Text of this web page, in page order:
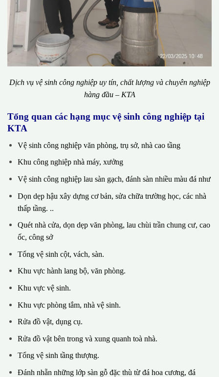
Dịch vụ vệ sinh công nghiệp uy tín, chất lượng và chuyên nghiệp
hàng đầu – KTA
Tổng quan các hạng mục vệ sinh công nghiệp tại
KTA
Vệ sinh công nghiệp văn phòng, trụ sở, nhà cao tầng
Khu công nghiệp nhà máy, xưởng
Vệ sinh công nghiệp lau sàn gạch, đánh sàn nhiều màu đá như
Dọn dẹp hậu xây dựng cơ bản, sửa chữa trường học, các nhà
thấp tầng. ..
Quét nhà cửa, dọn dẹp văn phòng, lau chùi trần chung cư, cao
ốc, công sở
Tổng vệ sinh cột, vách, sàn.
Khu vực hành lang bộ, văn phòng.
Khu vực vệ sinh.
Khu vực phòng tắm, nhà vệ sinh.
Rửa đồ vật, dụng cụ.
Rửa đồ vật bên trong và xung quanh toà nhà.
Tổng vệ sinh tầng thượng.
Đánh nhẵn những lớp sàn gỗ đặc thù từ đá hoa cương, đá